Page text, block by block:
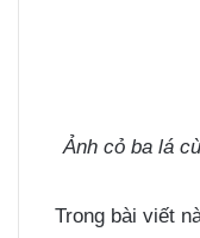
Ảnh cỏ ba lá
Trong bài viết